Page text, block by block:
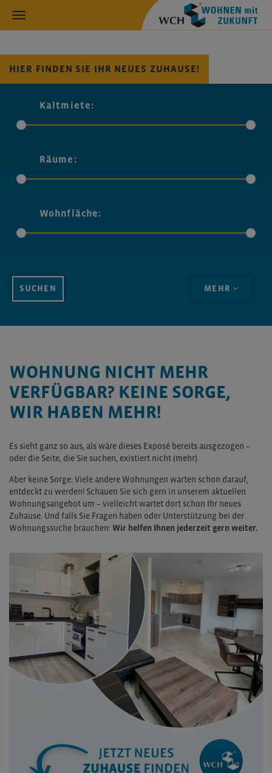
HIER FINDEN SIE IHR NEUES ZUHAUSE!
Kaltmiete:
Räume:
Wohnfläche:
MEHR
WOHNUNG NICHT MEHR
VERFÜGBAR? KEINE SORGE,
WIR HABEN MEHR!
Es sieht ganz so aus, als wäre dieses Exposé bereits ausgezogen –
oder die Seite, die Sie suchen, existiert nicht (mehr).
Aber keine Sorge: Viele andere Wohnungen warten schon darauf,
entdeckt zu werden! Schauen Sie sich gern in unserem aktuellen
Wohnungsangebot um – vielleicht wartet dort schon Ihr neues
Zuhause. Und falls Sie Fragen haben oder Unterstützung bei der
Wohnungssuche brauchen: Wir helfen Ihnen jederzeit gern weiter.